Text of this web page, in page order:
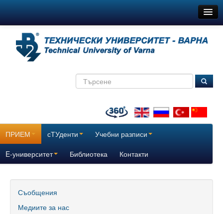
Новини
За нас
Поздравителни адреси
Отчетни доклади за дейността на ТУ – Варна
ПРИЕМ сТУденти
Учебни разписи
E-университет
Библиотека Контакти
Съобщения
Медиите за нас